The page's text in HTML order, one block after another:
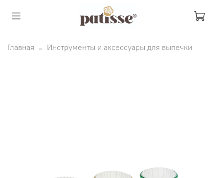
Главная Инструменты и аксессуары для выпечки